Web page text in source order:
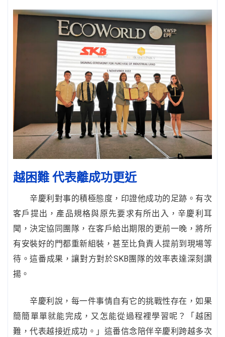
越困難 代表離成功更近
辛慶利對事的積極態度，印證他成功的足跡。有次
客戶提出，產品規格與原先要求有所出入，辛慶利耳
聞，決定協同團隊，在客戶給出期限的更前一晚，將所
有安裝好的門都重新組裝，甚至比負責人提前到現場等
待。這番成果，讓對方對於SKB團隊的效率表達深刻讚
揚。
辛慶利說，每一件事情自有它的挑戰性存在，如果
簡簡單單就能完成，又怎能從過程裡學習呢？「越困
難，代表越接近成功。」這番信念陪伴辛慶利跨越多次